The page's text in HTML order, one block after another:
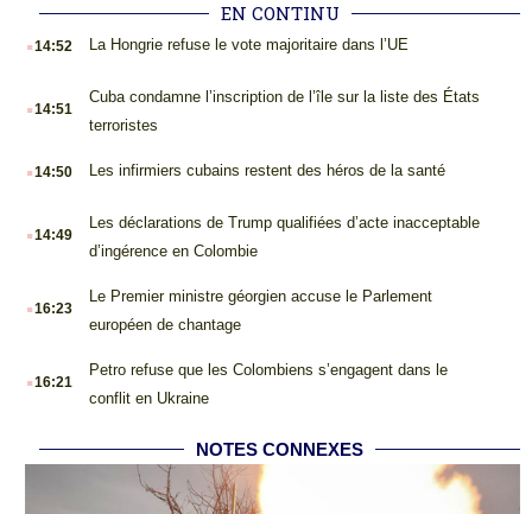
EN CONTINU
.14:52 La Hongrie refuse le vote majoritaire dans l’UE
.14:51
Cuba condamne l’inscription de l’île sur la liste des États
terroristes
.14:50 Les infirmiers cubains restent des héros de la santé
.14:49
Les déclarations de Trump qualifiées d’acte inacceptable
d’ingérence en Colombie
.16:23
Le Premier ministre géorgien accuse le Parlement
européen de chantage
.16:21
Petro refuse que les Colombiens s’engagent dans le
conflit en Ukraine
NOTES CONNEXES